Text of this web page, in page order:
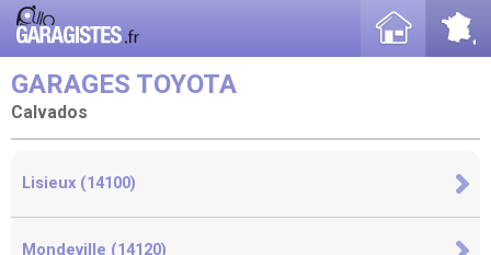
GARAGES TOYOTA
Calvados
Lisieux (14100)
Mondeville (14120)